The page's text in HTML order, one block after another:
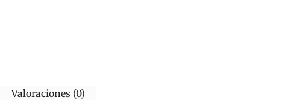
Valoraciones (0)